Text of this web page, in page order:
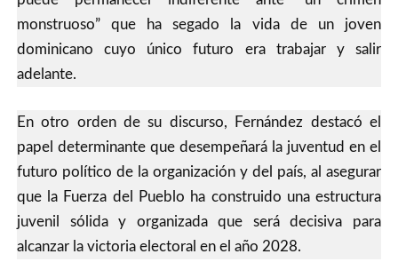
monstruoso” que ha segado la vida de un joven
dominicano cuyo único futuro era trabajar y salir
adelante.
En otro orden de su discurso, Fernández destacó el
papel determinante que desempeñará la juventud en el
futuro político de la organización y del país, al asegurar
que la Fuerza del Pueblo ha construido una estructura
juvenil sólida y organizada que será decisiva para
alcanzar la victoria electoral en el año 2028.